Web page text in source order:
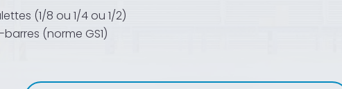
(1/8 ou 1/4 ou 1/2)
(norme GS1)